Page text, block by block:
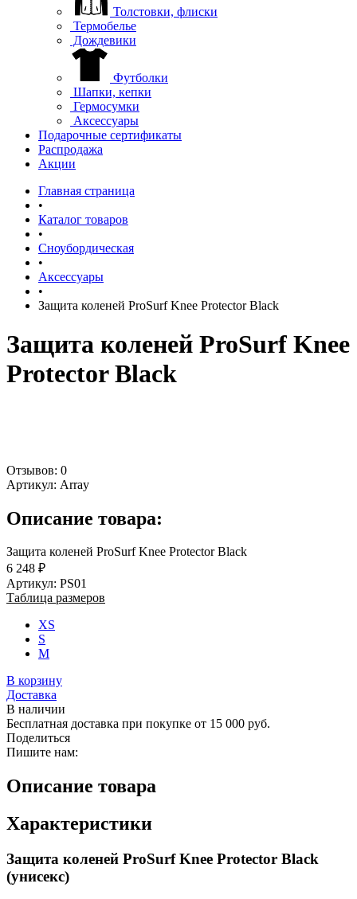
Толстовки, флиски
Термобелье
Дождевики
Футболки
Шапки, кепки
Гермосумки
Аксессуары
Подарочные сертификаты
Распродажа
Акции
Главная страница
•
Каталог товаров
•
Сноубордическая
•
Аксессуары
•
Защита коленей ProSurf Knee Protector Black
Защита коленей ProSurf Knee
Protector Black
Отзывов: 0
Артикул: Array
Описание товара:
Защита коленей ProSurf Knee Protector Black
6 248 ₽
Артикул: PS01
Таблица размеров
XS
S
M
В корзину
Доставка
В наличии
Бесплатная доставка при покупке от 15 000 руб.
Поделиться
Пишите нам:
Описание товара
Характеристики
Защита коленей ProSurf Knee Protector Black
(унисекс)